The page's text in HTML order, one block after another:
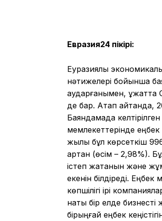
Евразия24 пікірі:
Еуразиялық
нәтижелері бойынша
аударғанымен, құжатта
де бар. Атап айтқанда,
Баяндамада
мемлекеттерінде
жылы бұл көрсеткіш
артқан (өсім – 2,98%).
істеп жатқанын және
екенін білдіреді.
көпшілігі ірі
нақты бір елде
бірыңғай еңбек